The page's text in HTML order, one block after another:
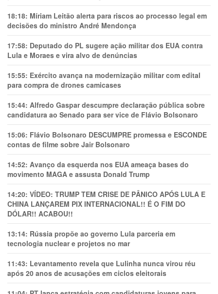
18:18: Míriam Leitão alerta para riscos ao processo legal em
decisões do ministro André Mendonça
17:58: Deputado do PL sugere ação militar dos EUA contra
Lula e Moraes e vira alvo de denúncias
15:55: Exército avança na modernização militar com edital
para compra de drones camicases
15:44: Alfredo Gaspar descumpre declaração pública sobre
candidatura ao Senado para ser vice de Flávio Bolsonaro
15:06: Flávio Bolsonaro DESCUMPRE promessa e ESCONDE
contas de filme sobre Jair Bolsonaro
14:52: Avanço da esquerda nos EUA ameaça bases do
movimento MAGA e assusta Donald Trump
14:20: VÍDEO: TRUMP TEM CRlSE DE PÂNlCO APÓS LULA E
CHINA LANÇAREM PIX INTERNACIONAL!! É O FIM DO
DÓLAR!! ACABOU!!
13:14: Rússia propõe ao governo Lula parceria em
tecnologia nuclear e projetos no mar
11:43: Levantamento revela que Lulinha nunca virou réu
após 20 anos de acusações em ciclos eleitorais